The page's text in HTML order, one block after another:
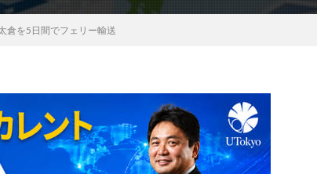
倉を5日間でフェリー輸送